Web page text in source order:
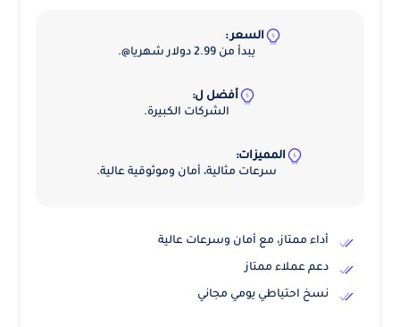
السعر :
يبدأ من 2.99 دولار شهريا@.
أفضل ل:
الشركات الكبيرة.
المميزات:
سرعات مثالية، أمان وموثوقية عالية.
أداء ممتاز، مع أمان وسرعات عالية
دعم عملاء ممتاز
نسخ احتياطي يومي مجاني